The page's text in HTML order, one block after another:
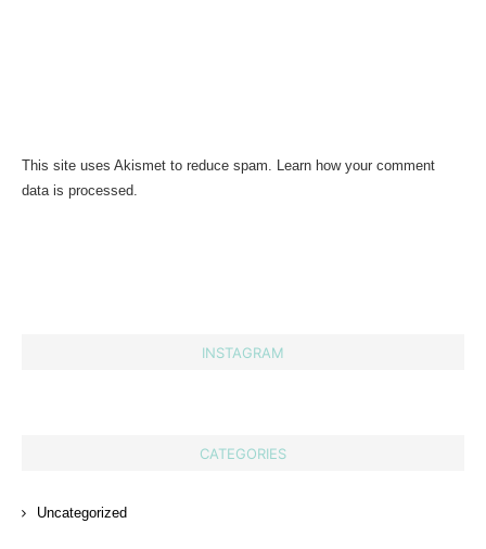
This site uses Akismet to reduce spam. Learn how your comment
data is processed.
INSTAGRAM
CATEGORIES
Uncategorized